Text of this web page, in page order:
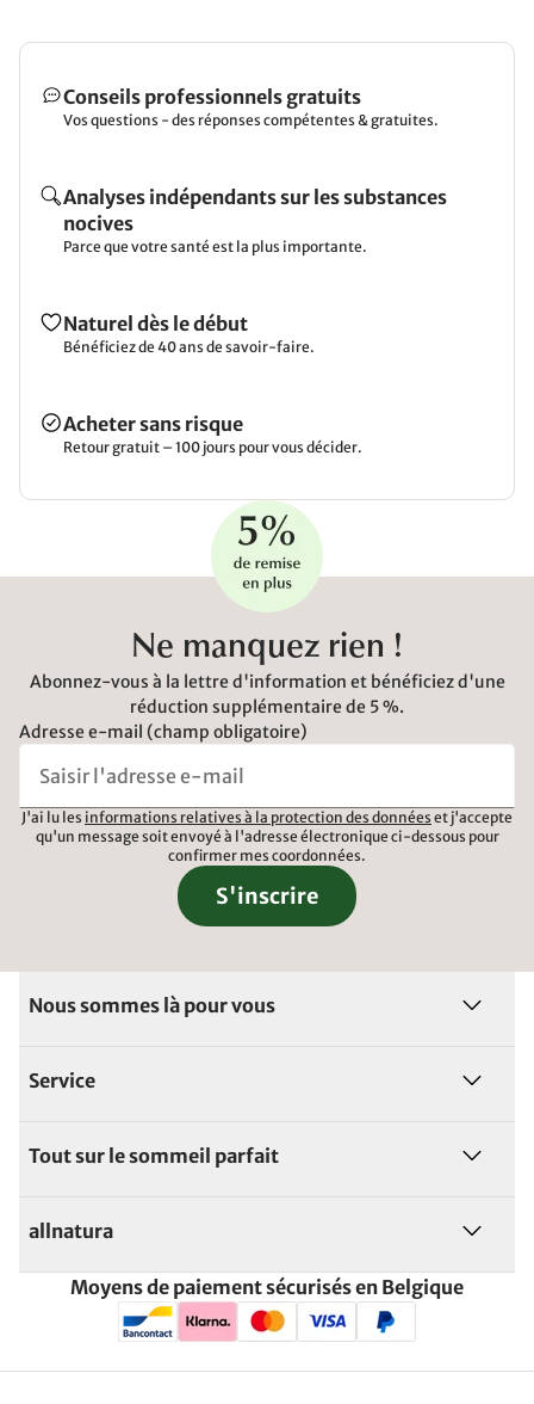
Conseils professionnels gratuits
Vos questions - des réponses compétentes & gratuites.
Analyses indépendants sur les substances
nocives
Parce que votre santé est la plus importante.
Naturel dès le début
Bénéficiez de 40 ans de savoir-faire.
Acheter sans risque
Retour gratuit – 100 jours pour vous décider.
Ne manquez rien !
Abonnez-vous à la lettre d'information et bénéficiez d'une
réduction supplémentaire de 5 %.
Adresse e-mail (champ obligatoire)
J'ai lu les informations relatives à la protection des données et j'accepte
qu'un message soit envoyé à l'adresse électronique ci-dessous pour
confirmer mes coordonnées.
S'inscrire
Nous sommes là pour vous
Service
Tout sur le sommeil parfait
allnatura
Moyens de paiement sécurisés en Belgique